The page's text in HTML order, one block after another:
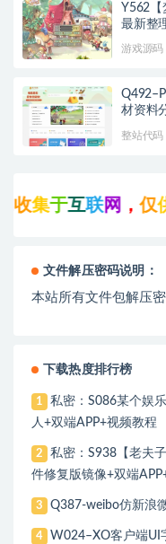
Y562【
最新整
游戏源码
材资料
整站代码
集于互联 网，仅 供
文件解压密码说明：
本站所有文件包解压
下载热度排行榜
1
私密：S086某个娱
人+双端APP+视频教程
2
私密：S938【老夫
件修复版镜像+双端
3 Q387-weibo仿新浪
4
W024–XO客户端UI